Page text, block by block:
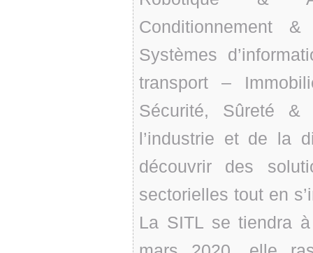
Conditionnement
Systèmes
transport –
Sécurité, Sûreté
l’industrie et de la
découvrir des
sectorielles tout en
La SITL se tiendra